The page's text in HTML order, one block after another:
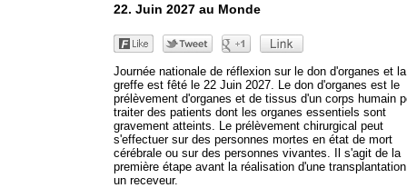
22. Juin 2027 au Monde
Journée nationale de réflexion sur le don d'organes et la
greffe est fêté le 22 Juin 2027. Le don d'organes est le
prélèvement d'organes et de tissus d'un corps humain
traiter des patients dont les organes essentiels sont
gravement atteints. Le prélèvement chirurgical peut
s'effectuer sur des personnes mortes en état de mort
cérébrale ou sur des personnes vivantes. Il s'agit de la
première étape avant la réalisation d'une
un receveur.